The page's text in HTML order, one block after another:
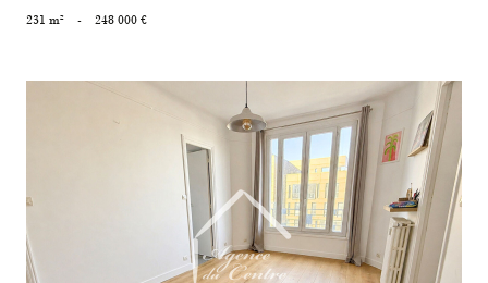
231 m² - 248 000 €
voir le bien